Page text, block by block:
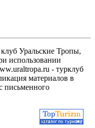
Уральские Тропы,
использовании
- турклуб
материалов в
письменного